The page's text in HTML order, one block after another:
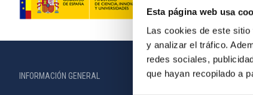
Esta página web usa
Las cookies de este
y analizar el tráfico.
redes sociales,
que hayan recopilado a
INFORMACIÓN GENERAL